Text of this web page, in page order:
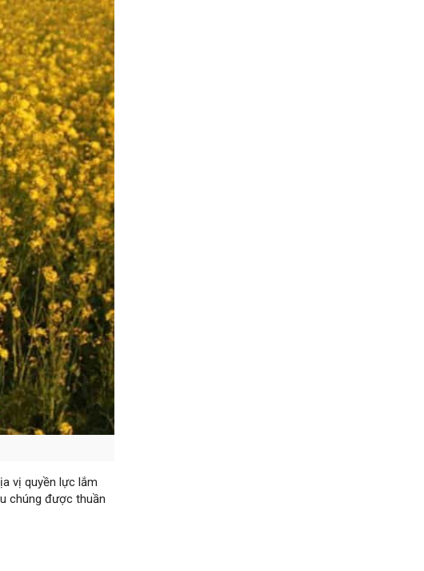
vị quyền lực lắm
chúng được thuần